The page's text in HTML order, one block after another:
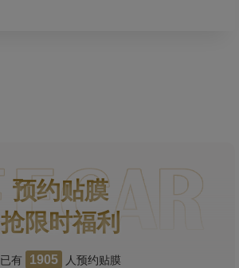
预约贴膜
抢限时福利
已有 1905 人预约贴膜